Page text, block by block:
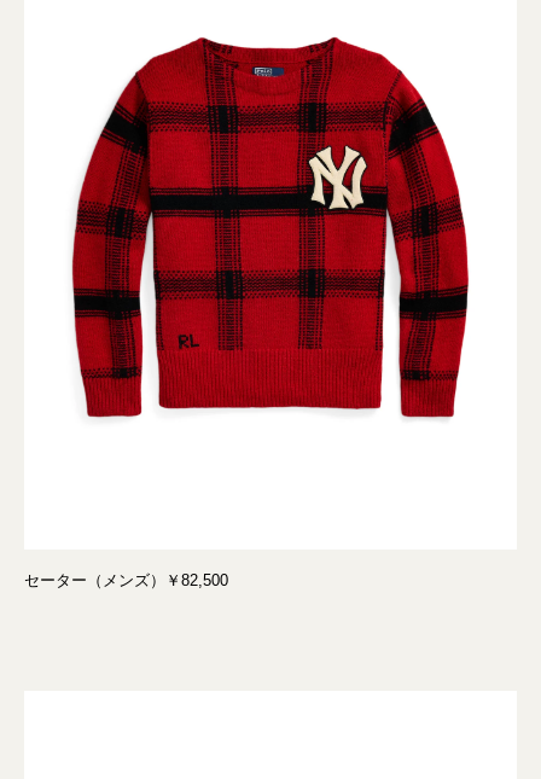
セーター（メンズ）￥82,500